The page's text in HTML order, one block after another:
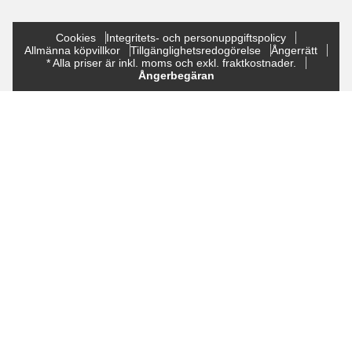
Cookies
Integritets- och personuppgiftspolicy
Allmänna köpvillkor
Tillgänglighetsredogörelse
Ångerrätt
* Alla priser är inkl. moms och exkl. fraktkostnader.
Ångerbegäran